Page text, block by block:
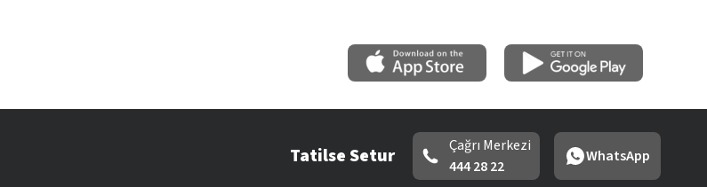
Tatilse Setur
Çağrı Merkezi
444 28 22
WhatsApp